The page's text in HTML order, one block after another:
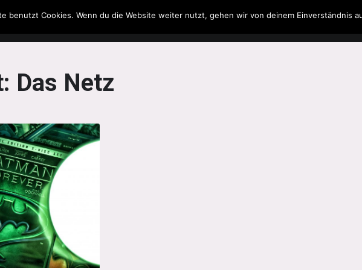
Men Filme & Serien Musik Spielzeug Literatur
Das Netz
benutzt Cookies. Wenn du die Website weiter nutzt, gehen wir von deinem Einverständnis